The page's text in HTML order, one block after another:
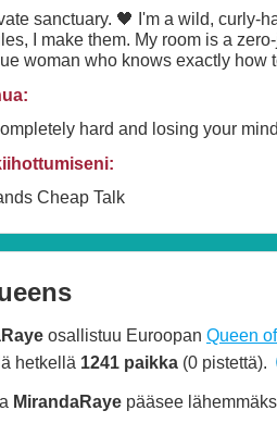
sanctuary. 🖤 I'm a wild, curly-
I make them. My room is a
woman who knows exactly how
hard and losing your
Cheap Talk
osallistuu Euroopan Queen
hetkellä 1241 paikka (0 pistettä).
MirandaRaye pääsee